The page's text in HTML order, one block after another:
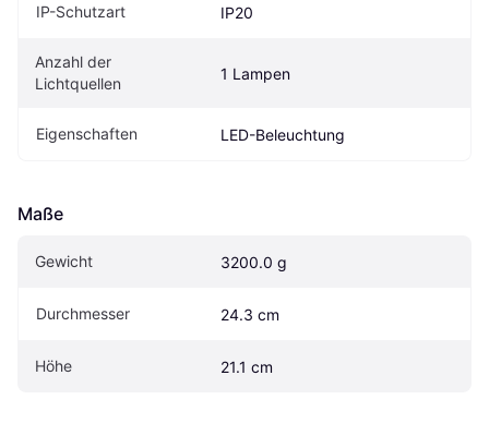
IP-Schutzart IP20
Anzahl der
Lichtquellen
1 Lampen
Eigenschaften LED-Beleuchtung
Maße
Gewicht 3200.0 g
Durchmesser 24.3 cm
Höhe 21.1 cm